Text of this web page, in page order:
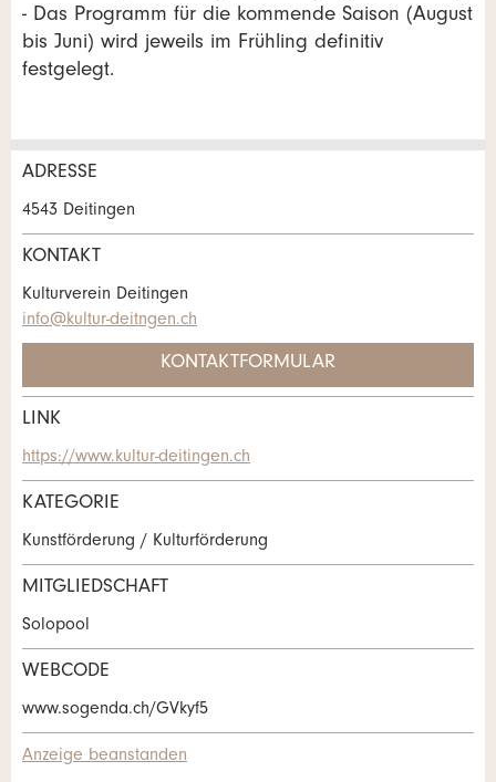
- Das Programm für die kommende Saison (August
bis Juni) wird jeweils im Frühling definitiv
festgelegt.
Anzeige beanstanden
Ihr Feedback wird sehr geschätzt!
Allgemeines Feedback
Anzeige nicht mehr gültig
Anzeige unvollständig
Nachricht
Anzeige weiterempfehlen
Empfehlen Sie diese Anzeige an Freunde weiter.
* Eingabe erforderlich
ANZEIGE WEITEREMPFEHLEN
Schliessen
ADRESSE
4543 Deitingen
KONTAKT
Kulturverein Deitingen
info@kultur-deitngen.ch
KONTAKTFORMULAR
Kontakt
Verfassen Sie eine Nachricht für die
Kontaktpersonen dieser Anzeige.
LINK
https://www.kultur-deitingen.ch
KATEGORIE
Kunstförderung / Kulturförderung
MITGLIEDSCHAFT
Solopool
WEBCODE
www.sogenda.ch/GVkyf5
Anzeige beanstanden